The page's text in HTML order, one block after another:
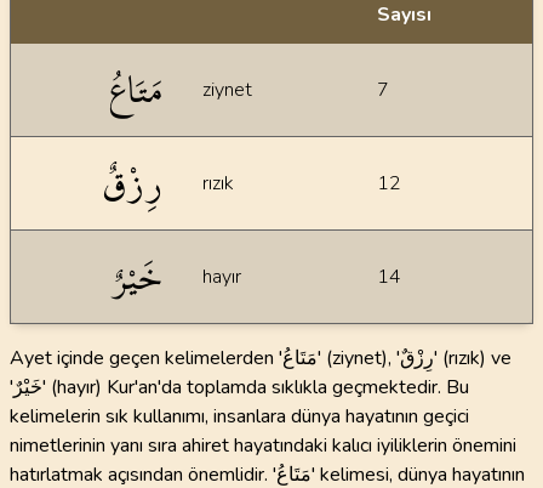
Sayısı
مَتَاعُ ziynet 7
رِزْقٌ rızık 12
خَيْرٌ hayır 14
Ayet içinde geçen kelimelerden 'مَتَاعُ' (ziynet), 'رِزْقٌ' (rızık) ve
'خَيْرٌ' (hayır) Kur'an'da toplamda sıklıkla geçmektedir. Bu
kelimelerin sık kullanımı, insanlara dünya hayatının geçici
nimetlerinin yanı sıra ahiret hayatındaki kalıcı iyiliklerin önemini
hatırlatmak açısından önemlidir. 'مَتَاعُ' kelimesi, dünya hayatının